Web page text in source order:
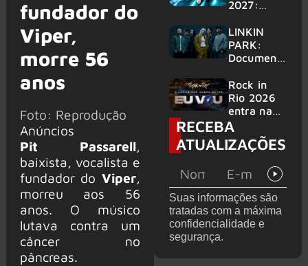
fundador do
Viper,
morre 56
anos
Foto: Reprodução
Anúncios
Pit Passarell,
baixista, vocalista e
fundador do Viper,
morreu aos 56
anos. O músico
lutava contra um
câncer no
pâncreas.
volta ao
6 shows
2027:
amplia
line-up e
já
mais de 50
bandas
LINKIN
PARK:
Document
‘Unshatter’
e álbum ao
vivo são
anunciados
Rock in
Rio 2026
entra na
reta final
com
Cidade do
montagem
acelerada
e line-up
completo
confirmad
RECEBA
ATUALIZAÇÕES
Suas informações são
tratadas com a máxima
confidencialidade e
segurança.